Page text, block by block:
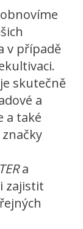
v případě
skutečně
a
a také
a
zajistit